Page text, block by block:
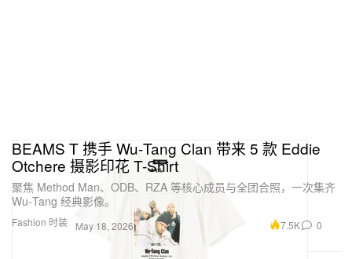
Fashion 时装
BEAMS T 携手 Wu‑Tang Clan 带来 5 款 Eddie
Otchere 摄影印花 T-Shirt
聚焦 Method Man、ODB、RZA 等核心成员与全团合照，一次集齐
Wu‑Tang 经典影像。
May 18, 2026 7.5K 0